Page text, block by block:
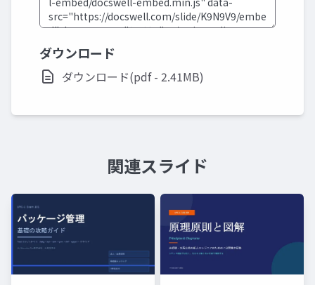
ダウンロード
ダウンロード(pdf - 2.41MB)
関連スライド